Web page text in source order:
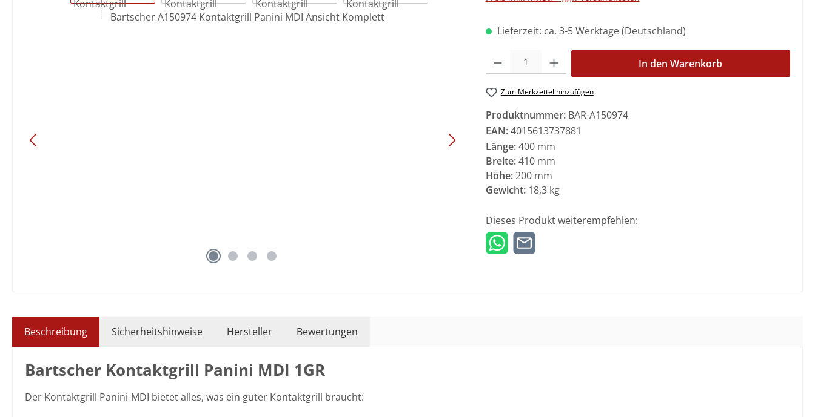
Lieferzeit: ca. 3-5 Werktage (Deutschland)
Produkt Anzahl: Gib den gewünschten Wert ein oder benutze die
In den Warenkorb
Zum Merkzettel hinzufügen
Produktnummer: BAR-A150974
EAN:4015613737881
Länge:400 mm
Breite:410 mm
Höhe:200 mm
Gewicht: 18,3 kg
Dieses Produkt weiterempfehlen:
Beschreibung Sicherheitshinweise Hersteller Bewertungen
Bartscher Kontaktgrill Panini MDI 1GR
Der Kontaktgrill Panini-MDI bietet alles, was ein guter Kontaktgrill braucht: